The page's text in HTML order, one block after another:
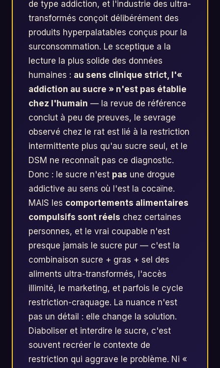
de type addiction, et l'industrie des ultra-
transformés conçoit délibérément des
produits hyperpalatables conçus pour la
surconsommation. Le sceptique a la
lecture la plus solide des données
humaines : au sens clinique strict, l'«
addiction au sucre » n'est pas établie
chez l'humain — la revue de référence
conclut à peu de preuves, le sevrage
observé chez le rat est lié à la restriction
intermittente plus qu'au sucre seul, et le
DSM ne reconnaît pas ce diagnostic.
Donc : le sucre n'est pas une drogue
addictive au sens où l'est la cocaïne.
MAIS les comportements alimentaires
compulsifs sont réels chez certaines
personnes, et le vrai coupable n'est
presque jamais le sucre pur — c'est la
combinaison sucre + gras + sel des
aliments ultra-transformés, l'accès
illimité, le marketing, et parfois le cycle
restriction-craquage. La nuance n'est
pas un détail : elle change la solution.
Diaboliser et interdire le sucre, c'est
souvent recréer le contexte de
restriction qui aggrave le problème. Ni «